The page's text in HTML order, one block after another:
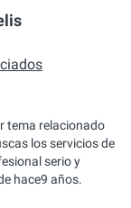
tema relacionado
los servicios de
serio y
hace9 años.